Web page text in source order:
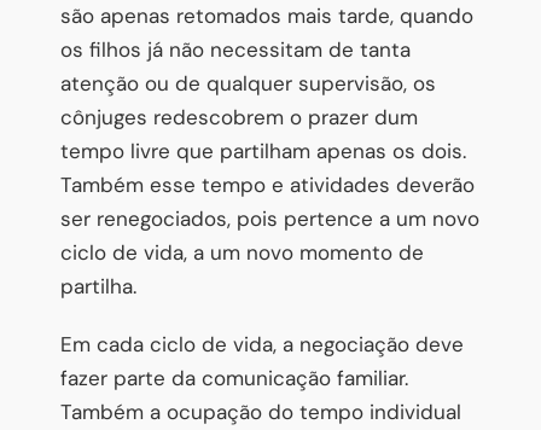
são apenas retomados mais tarde, quando
os filhos já não necessitam de tanta
atenção ou de qualquer supervisão, os
cônjuges redescobrem o prazer dum
tempo livre que partilham apenas os dois.
Também esse tempo e atividades deverão
ser renegociados, pois pertence a um novo
ciclo de vida, a um novo momento de
partilha.
Em cada ciclo de vida, a negociação deve
fazer parte da comunicação familiar.
Também a ocupação do tempo individual